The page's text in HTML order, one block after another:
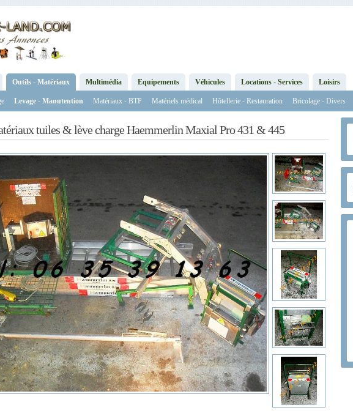
Outils - Matériaux Multimédia Equipements Véhicules Locations - Services Loisirs
Levage - Manutention Matériaux - BTP Matériels médical Hôtellerie - Restauration Bricolage - Divers
tuiles & lève charge Haemmerlin Maxial Pro 431 & 445